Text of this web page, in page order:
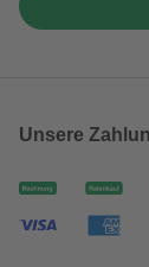
Unsere